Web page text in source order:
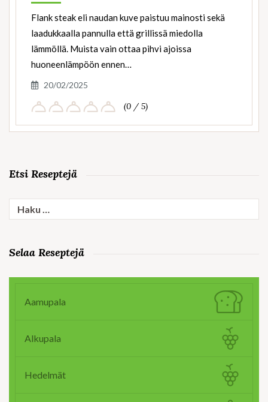
Flank steak eli naudan kuve paistuu mainosti sekä
laadukkaalla pannulla että grillissä miedolla
lämmöllä. Muista vain ottaa pihvi ajoissa
huoneenlämpöön ennen…
20/02/2025
(0 / 5)
Etsi Reseptejä
Haku:
Selaa Reseptejä
Aamupala
Alkupala
Hedelmät